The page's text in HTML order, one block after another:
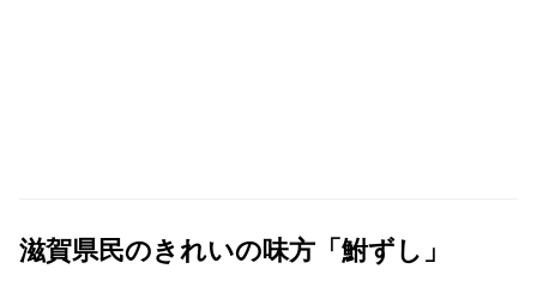
滋賀県民のきれいの味方「鮒ずし」